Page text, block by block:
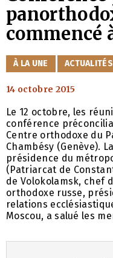
commencé
CATÉGORIES
À LA UNE ACTUALITÉS
14 octobre 2015
Le 12 octobre, les
conférence
Centre orthodoxe du
Chambésy (Genève).
présidence du
(Patriarcat de
de Volokolamsk, chef
orthodoxe russe,
relations
Moscou, a salué les